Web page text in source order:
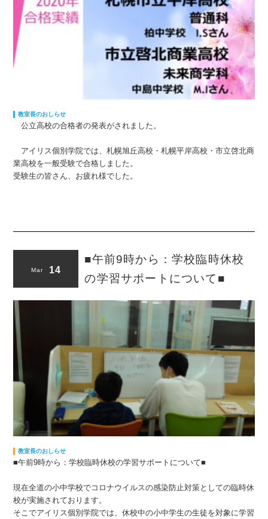
教室長のおしらせ
公立高校の合格者の発表がされました。
アイリス個別学院では、札幌旭丘高校・札幌平岸高校・市立啓北商
業高校を一般受験で合格しました。
受験生の皆さん、お疲れ様でした。
Mar 14
■午前9時から：学校臨時休校
の学習サポートについて■
教室長のおしらせ
■午前9時から：学校臨時休校の学習サポートについて■
現在全道の小中学校でコロナウイルスの感染防止対策としての臨時休
校が実施されております。
そこでアイリス個別学院では、休校中の小中学生の生徒を対象に学習